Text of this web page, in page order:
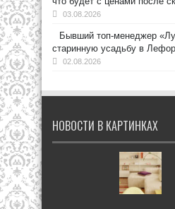
03.08.2026
Бывший топ-менеджер
старинную усадьбу в
02.08.2026
НОВОСТИ В КАРТИНКАХ